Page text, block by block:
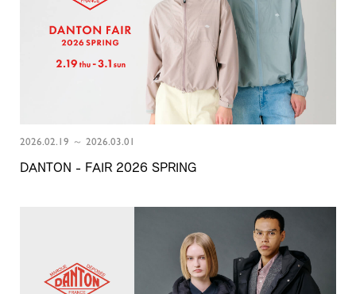
2026.02.19 ～ 2026.03.01
DANTON - FAIR 2026 SPRING